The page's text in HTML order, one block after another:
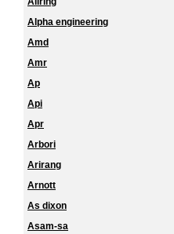
Alpha engineering
Amd
Amr
Ap
Api
Apr
Arbori
Arirang
Arnott
As dixon
Asam-sa